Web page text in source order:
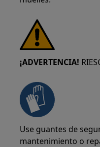
¡ADVERTENCIA!
Use guantes de
mantenimiento o